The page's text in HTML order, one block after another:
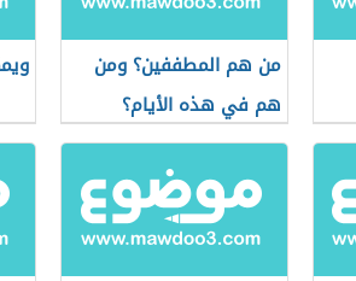
من هم المطففين؟ ومن
هم في هذه الأيام؟